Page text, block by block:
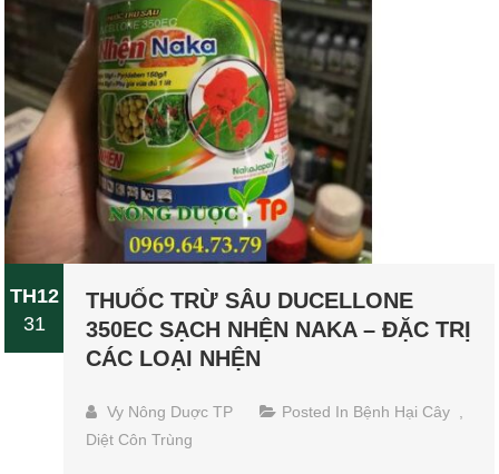
TH12
31
THUỐC TRỪ SÂU DUCELLONE
350EC SẠCH NHỆN NAKA – ĐẶC TRỊ
CÁC LOẠI NHỆN
Vy Nông Duợc TP Posted In Bệnh Hại Cây
Diệt Côn Trùng